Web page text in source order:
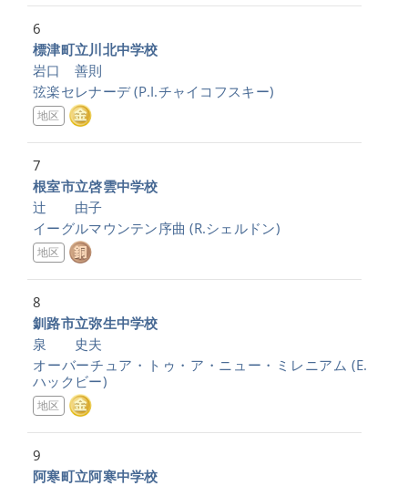
6
標津町立川北中学校
岩口 善則
弦楽セレナーデ(P.I.チャイコフスキー)
地区
7
根室市立啓雲中学校
辻 由子
イーグルマウンテン序曲 (R.シェルドン)
地区
8
釧路市立弥生中学校
泉 史夫
オーバーチュア・トゥ・ア・ニュー・ミレニアム (E.
ハックビー)
地区
9
阿寒町立阿寒中学校